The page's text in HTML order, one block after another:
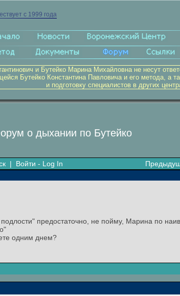
с 1999 года
и Бутейко Марина Михайловна не несут
Бутейко Константина Павловича и его метода, а
и подготовку специалистов в других
о дыхании по Бутейко
| Войти - Log In
предостаточно, не пойму, Марина по
одним днем?